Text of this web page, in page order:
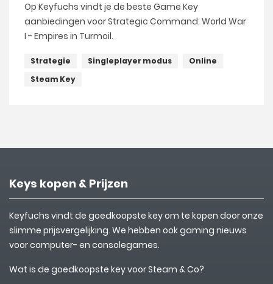
Op Keyfuchs vindt je de beste Game Key
aanbiedingen voor Strategic Command: World War
I - Empires in Turmoil.
Strategie Singleplayer modus
Online
Steam Key
Keys kopen & Prijzen
Keyfuchs vindt de goedkoopste key om te kopen door onze
slimme prijsvergelijking. We hebben ook gaming nieuws
voor computer- en consolegames.
Wat is de goedkoopste key voor Steam & Co?